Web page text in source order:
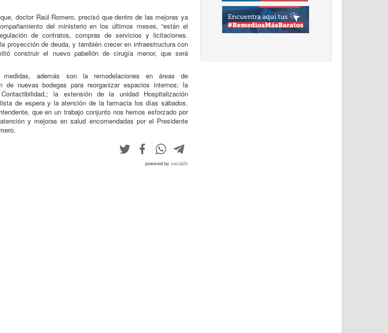
doctor Raúl Romero, precisó que dentro de las mejoras ya
del ministerio en los últimos meses, “están el
de contratos, compras de servicios y licitaciones.
proyección de deuda, y también crecer en infraestructura con
construir el nuevo pabellón de cirugía menor, que será
medidas, además son la remodelaciones en áreas de
de nuevas bodegas para reorganizar espacios internos; la
la extensión de la unidad Hospitalización
de espera y la atención de la farmacia los días sábados.
que en un trabajo conjunto nos hemos esforzado por
y mejoras en salud encomendadas por el Presidente
powered bysocial2s